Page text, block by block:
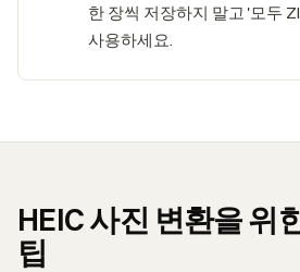
한 장씩 저장하지 말고 '모두
사용하세요.
HEIC 사진 변환을 위
팁